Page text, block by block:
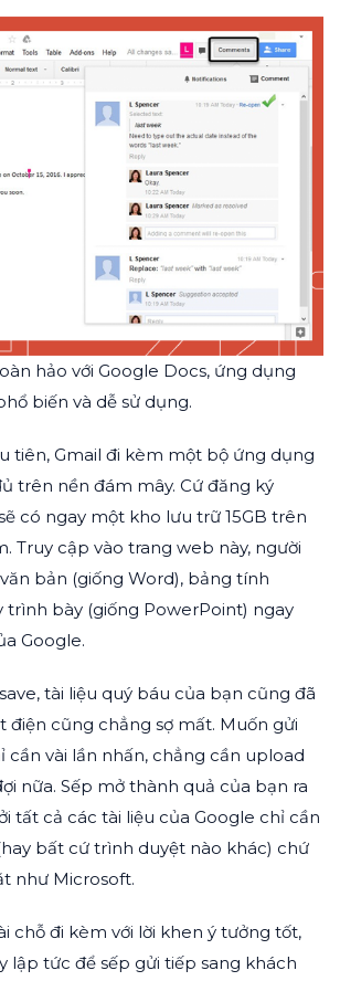
hảo với Google Docs, ứng dụng
biến và dễ sử dụng.
tiên, Gmail đi kèm một bộ ứng dụng
trên nền đám mây. Cứ đăng ký
có ngay một kho lưu trữ 15GB trên
Truy cập vào trang web này, người
bản (giống Word), bảng tính
trình bày (giống PowerPoint) ngay
Google.
tài liệu quý báu của bạn cũng đã
điện cũng chẳng sợ mất. Muốn gửi
cần vài lần nhấn, chẳng cần upload
nữa. Sếp mở thành quả của bạn ra
tất cả các tài liệu của Google chỉ cần
bất cứ trình duyệt nào khác) chứ
như Microsoft.
chỗ đi kèm với lời khen ý tưởng tốt,
lập tức để sếp gửi tiếp sang khách